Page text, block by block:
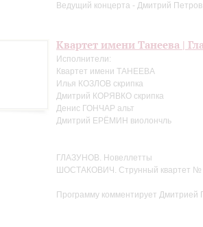
Ведущий концерта - Дмитрий Петров
Квартет имени Танеева |
Исполнители:
Квартет имени ТАНЕЕВА
Илья КОЗЛОВ скрипка
Дмитрий КОРЯВКО скрипка
Денис ГОНЧАР альт
Дмитрий ЕРЁМИН виолончль
ГЛАЗУНОВ. Новеллетты
ШОСТАКОВИЧ. Струнный квартет №
Программу комментирует